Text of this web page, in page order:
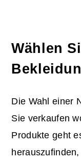
Wählen
Die Wahl einer
Sie verkaufen
Produkte geht